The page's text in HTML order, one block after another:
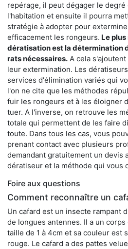
repérage, il peut dégager le
l'habitation et ensuite il pourra
stratégie à adopter pour
efficacement les rongeurs. Le
dératisation est la détermination
rats nécessaires. A cela
leur extermination. Les
services d'élimination variés qui
l'on ne cite que les méthodes
fuir les rongeurs et à les éloigner
tuer. A l'inverse, on retrouve les
totale qui permettent de les faire
toute. Dans tous les cas, vous
prenant contact avec plusieurs
demandant gratuitement un devis
dératiseur et la méthode qui vous
Foire aux questions
Comment reconnaître un
Un cafard est un insecte rampant
de longues antennes. Il a un corps
taille de 1 à 4cm et sa couleur est
rouge. Le cafard a des pattes